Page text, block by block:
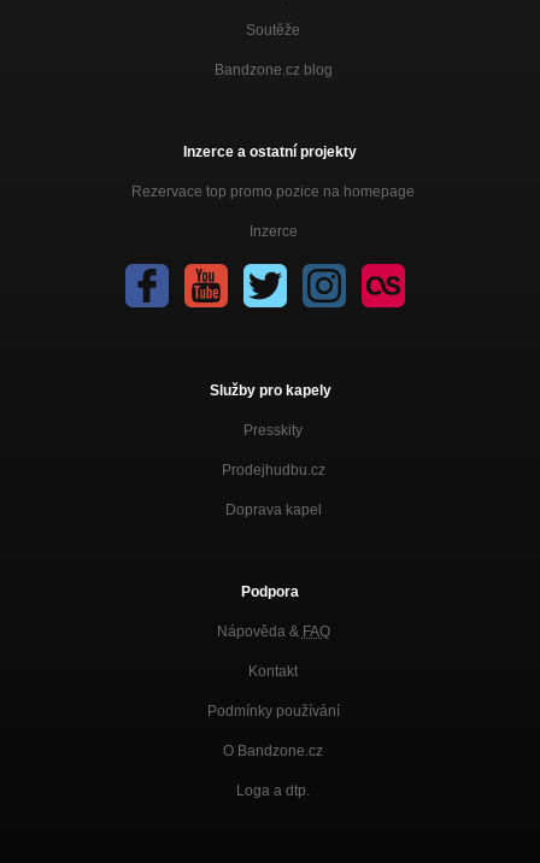
Soutěže
Bandzone.cz blog
Inzerce a ostatní projekty
Rezervace top promo pozice na homepage
Inzerce
Služby pro kapely
Presskity
Prodejhudbu.cz
Doprava kapel
Podpora
Nápověda & FAQ
Kontakt
Podmínky používání
O Bandzone.cz
Loga a dtp.